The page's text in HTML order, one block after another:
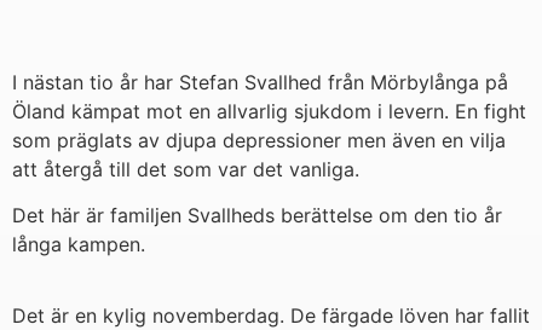
I nästan tio år har Stefan Svallhed från Mörbylånga på
Öland kämpat mot en allvarlig sjukdom i levern. En fight
som präglats av djupa depressioner men även en vilja
att återgå till det som var det vanliga.
Det här är familjen Svallheds berättelse om den tio år
långa kampen.
Det är en kylig novemberdag. De färgade löven har fallit